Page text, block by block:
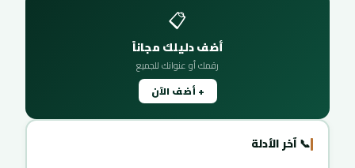
📋
أضف دليلك مجاناً
رقمك أو عنوانك للجميع
+ أضف الآن
📞 آخر الأدلة